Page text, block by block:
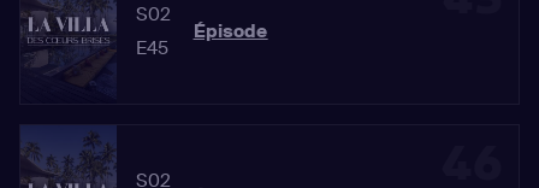
S02
E45
Épisode
S02